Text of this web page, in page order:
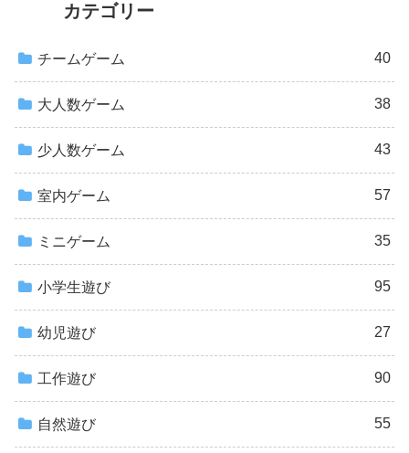
カテゴリー
チームゲーム 40
大人数ゲーム 38
少人数ゲーム 43
室内ゲーム 57
ミニゲーム 35
小学生遊び 95
幼児遊び 27
工作遊び 90
自然遊び 55